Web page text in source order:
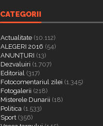
CATEGORII
Actualitate (10.112)
ALEGERI 2016 (54)
ANUNȚURI (13)
Dezvaluiri (1.707)
Editorial (317)
Fotocomentariul zilei (1.345)
Fotogalerii (218)
Misterele Dunarii (18)
Politica (1.533)
Sport (356)